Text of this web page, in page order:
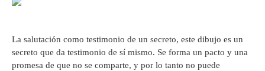
La salutación como testimonio de un secreto, este dibujo es un
secreto que da testimonio de sí mismo. Se forma un pacto y una
promesa de que no se comparte, y por lo tanto no puede